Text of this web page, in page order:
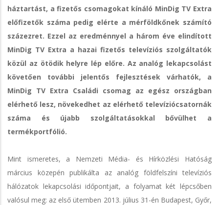
háztartást, a fizetős csomagokat kínáló MinDig TV Extra
előfizetők száma pedig elérte a mérföldkőnek számító
százezret. Ezzel az eredménnyel a három éve elindított
MinDig TV Extra a hazai fizetős televíziós szolgáltatók
közül az ötödik helyre lép előre. Az analóg lekapcsolást
követően további jelentős fejlesztések várhatók, a
MinDig TV Extra Családi csomag az egész országban
elérhető lesz, növekedhet az elérhető televíziócsatornák
száma és újabb szolgáltatásokkal bővülhet a
termékportfólió.
Mint ismeretes, a Nemzeti Média- és Hírközlési Hatóság
március közepén publikálta az analóg földfelszíni televíziós
hálózatok lekapcsolási időpontjait, a folyamat két lépcsőben
valósul meg: az első ütemben 2013. július 31-én Budapest, Győr,